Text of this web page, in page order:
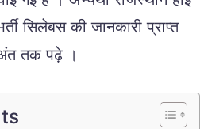
सिलेबस की जानकारी प्राप्त
तक पढ़े ।